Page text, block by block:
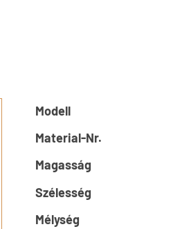
Modell
Material-Nr.
Magasság
Szélesség
Mélység